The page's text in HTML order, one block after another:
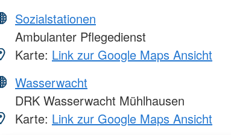
Sozialstationen
Ambulanter Pflegedienst
Karte: Link zur Google Maps Ansicht
Wasserwacht
DRK Wasserwacht Mühlhausen
Karte: Link zur Google Maps Ansicht